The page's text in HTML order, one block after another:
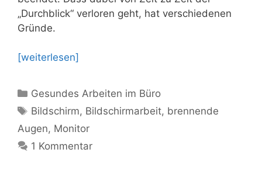
„Durchblick“ verloren geht, hat verschiedenen
Gründe.
[weiterlesen]
Kategorien
Gesundes Arbeiten im Büro
Schlagwörter
Bildschirm, Bildschirmarbeit, brennende
Augen, Monitor
1 Kommentar